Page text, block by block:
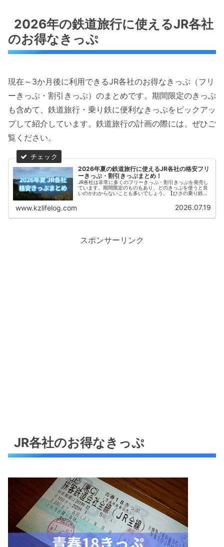
2026年の鉄道旅行に使えるJR各社
のお得なきっぷ
現在～3か月後に利用できるJR各社のお得なきっぷ（フリ
ーきっぷ・割引きっぷ）のまとめです。期間限定のきっぷ
も含めて、鉄道旅行・乗り鉄に便利なきっぷをピックアッ
プして紹介しています。鉄道旅行の計画の際には、ぜひご
覧ください。
2026年夏の鉄道旅行に使えるJR各社の格安フリ
ーきっぷ・割引きっぷまとめ！
JR各社は非常に多くのフリーきっぷ・割引きっぷを発売し
ています。期間限定のものもあり、どのきっぷを使うと良
いのかわからないことも多いでしょう。【ひさの乗り鉄ブ
（フリーきっぷ・割引きっぷ）をまとめて紹介します。
www.kzlifelog.com 2026.07.19
スポンサーリンク
JR各社のお得なきっぷ